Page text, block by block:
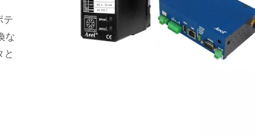
テ
な
と